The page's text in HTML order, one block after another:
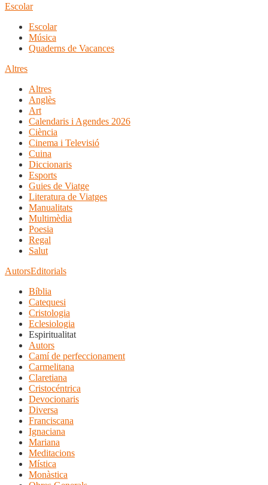
Escolar
Escolar
Música
Quaderns de Vacances
Altres
Altres
Anglès
Art
Calendaris i Agendes 2026
Ciència
Cinema i Televisió
Cuina
Diccionaris
Esports
Guies de Viatge
Literatura de Viatges
Manualitats
Multimèdia
Poesia
Regal
Salut
AutorsEditorials
Bíblia
Catequesi
Cristologia
Eclesiologia
Espiritualitat
Autors
Camí de perfeccionament
Carmelitana
Claretiana
Cristocéntrica
Devocionaris
Diversa
Franciscana
Ignaciana
Mariana
Meditacions
Mística
Monàstica